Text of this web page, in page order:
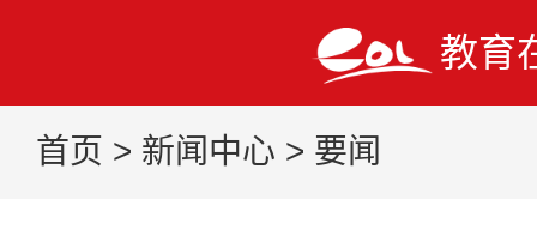
教育
首页 > 新闻中心 > 要闻